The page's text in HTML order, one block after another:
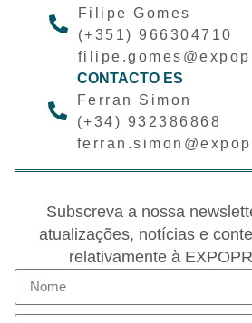
Filipe Gomes
(+351) 966304710
CONTACTO ES
Ferran Simon
(+34) 932386868
Subscreva a nossa
atualizações, notícias e
relativamente à